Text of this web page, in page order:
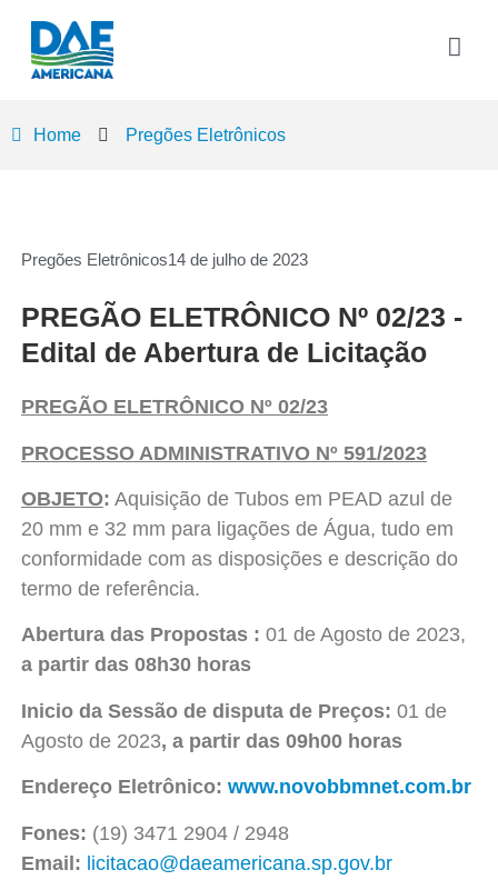
Home Pregões Eletrônicos
Pregões Eletrônicos14 de julho de 2023
PREGÃO ELETRÔNICO Nº 02/23 -
Edital de Abertura de Licitação
PREGÃO ELETRÔNICO Nº 02/23
PROCESSO ADMINISTRATIVO Nº 591/2023
OBJETO: Aquisição de Tubos em PEAD azul de
20 mm e 32 mm para ligações de Água, tudo em
conformidade com as disposições e descrição do
termo de referência.
Abertura das Propostas : 01 de Agosto de 2023,
a partir das 08h30 horas
Inicio da Sessão de disputa de Preços: 01 de
Agosto de 2023, a partir das 09h00 horas
Endereço Eletrônico: www.novobbmnet.com.br
Fones: (19) 3471 2904 / 2948
Email: licitacao@daeamericana.sp.gov.br